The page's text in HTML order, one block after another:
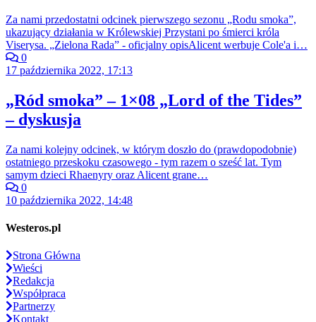
Za nami przedostatni odcinek pierwszego sezonu „Rodu smoka”,
ukazujący działania w Królewskiej Przystani po śmierci króla
Viserysa. „Zielona Rada” - oficjalny opisAlicent werbuje Cole'a i…
0
17 października 2022, 17:13
„Ród smoka” – 1×08 „Lord of the Tides”
– dyskusja
Za nami kolejny odcinek, w którym doszło do (prawdopodobnie)
ostatniego przeskoku czasowego - tym razem o sześć lat. Tym
samym dzieci Rhaenyry oraz Alicent grane…
0
10 października 2022, 14:48
Westeros.pl
Strona Główna
Wieści
Redakcja
Współpraca
Partnerzy
Kontakt